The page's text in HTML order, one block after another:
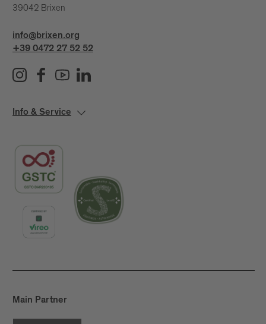
39042 Brixen
info@brixen.org
+39 0472 27 52 52
Info & Service
Main Partner